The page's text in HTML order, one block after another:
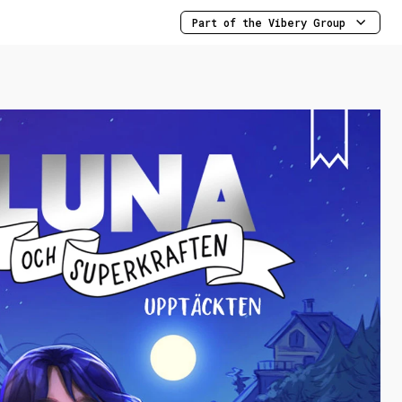
Part of the Vibery Group